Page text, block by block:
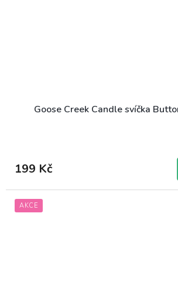
Goose Creek Candle svíčka
199 Kč
AKCE